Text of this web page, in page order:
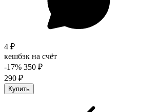
4 ₽
кешбэк на счёт
-17% 350 ₽
290 ₽
Купить